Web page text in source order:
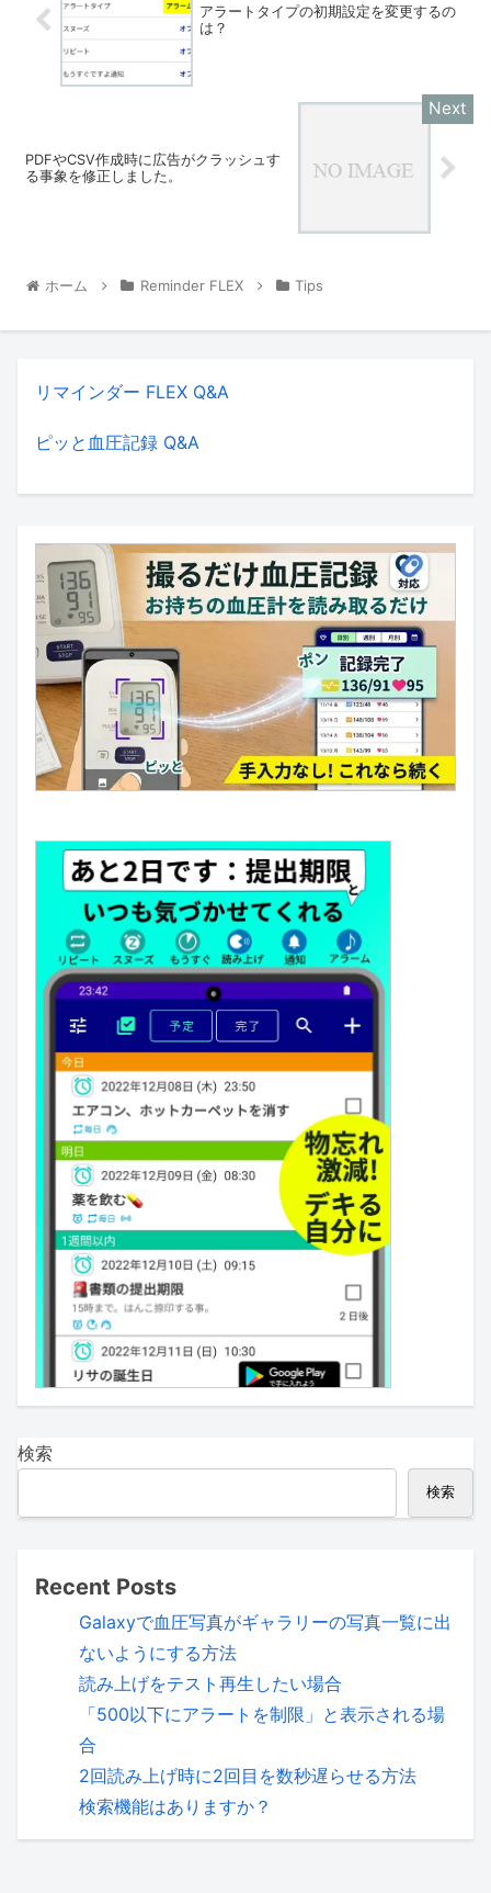
アラートタイプの初期設定を変更するの
は？
PDFやCSV作成時に広告がクラッシュす
る事象を修正しました。
ホーム Reminder FLEX Tips
リマインダー FLEX Q&A
ピッと血圧記録 Q&A
検索
検索
Recent Posts
Galaxyで血圧写真がギャラリーの写真一覧に出
ないようにする方法
読み上げをテスト再生したい場合
「500以下にアラートを制限」と表示される場
合
2回読み上げ時に2回目を数秒遅らせる方法
検索機能はありますか？